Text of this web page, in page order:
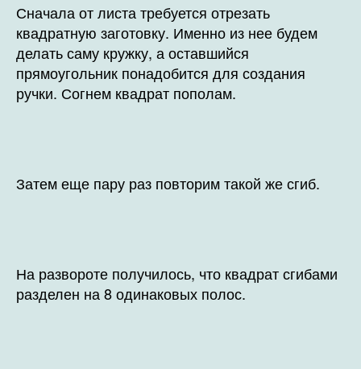
Сначала от листа требуется отрезать
квадратную заготовку. Именно из нее будем
делать саму кружку, а оставшийся
прямоугольник понадобится для создания
ручки. Согнем квадрат пополам.
Затем еще пару раз повторим такой же сгиб.
На развороте получилось, что квадрат сгибами
разделен на 8 одинаковых полос.